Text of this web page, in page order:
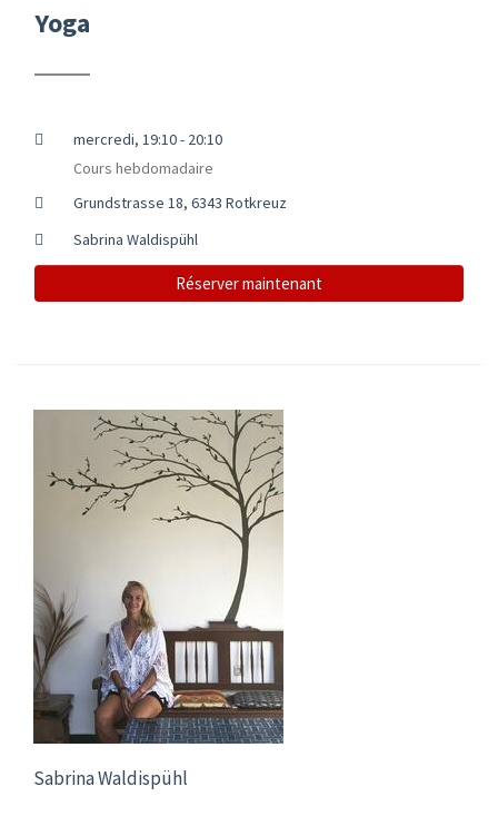
Yoga
mercredi, 19:10 - 20:10
Cours hebdomadaire
Grundstrasse 18, 6343 Rotkreuz
Sabrina Waldispühl
Réserver maintenant
Sabrina Waldispühl